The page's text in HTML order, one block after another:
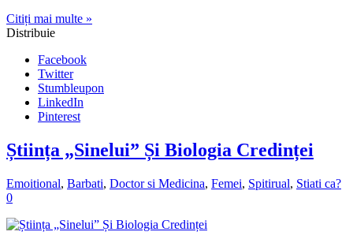
Citiți mai multe »
Distribuie
Facebook
Twitter
Stumbleupon
LinkedIn
Pinterest
Știința „Sinelui” Și Biologia Credinței
Emoitional, Barbati, Doctor si Medicina, Femei, Spitirual, Stiati ca?
0